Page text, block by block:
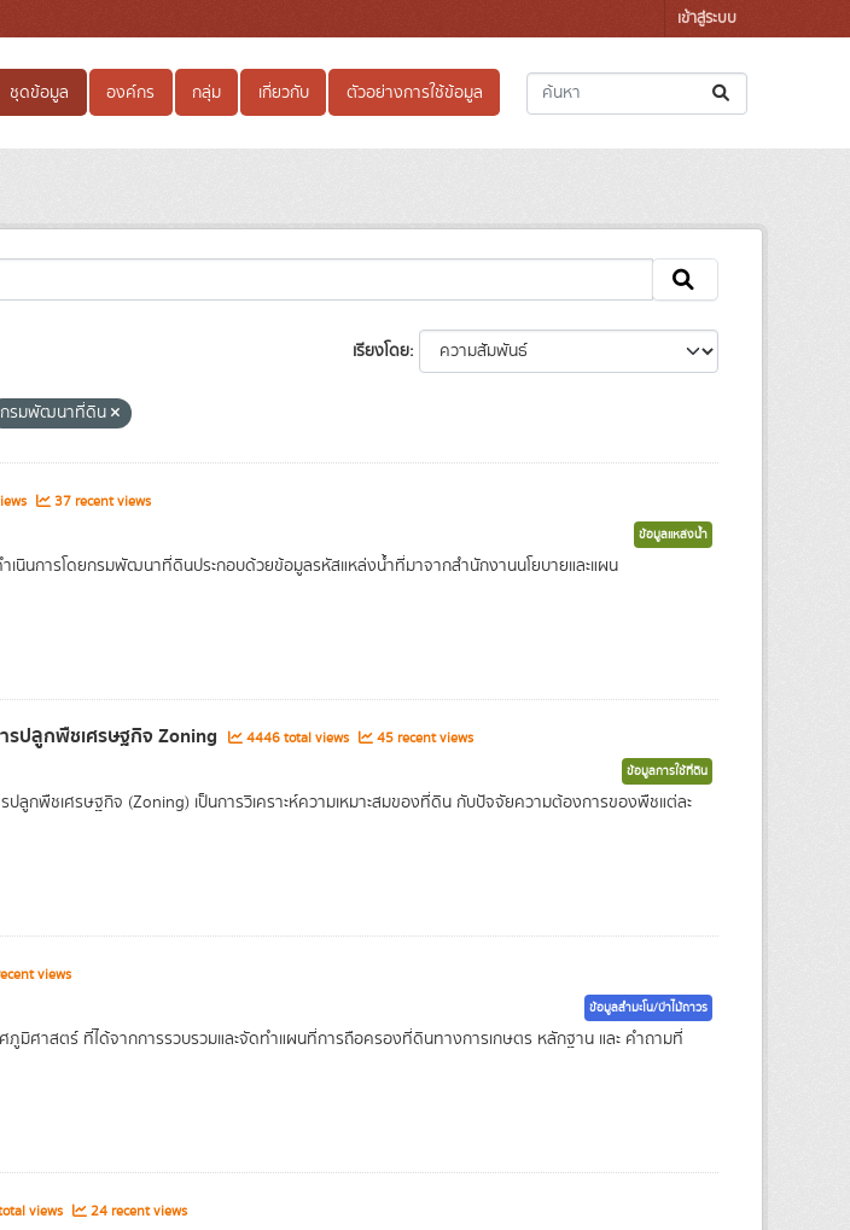
เข้าสู่ระบบ
ชุดข้อมูล องค์กร กลุ่ม เกี่ยวกับ ตัวอย่างการใช้ข้อมูล
เรียงโดย
กรมพัฒนาที่ดิน
37 recent views
ข้อมูลแหล่งน้ำ
นการโดยกรมพัฒนาที่ดินประกอบด้วยข้อมูลรหัสแหล่งน้ำที่มาจากสำนักงานนโยบายและแผน
รปลูกพืชเศรษฐกิจ Zoning 4446 total views 45 recent views
ข้อมูลการใช้ที่ดิน
ปลูกพืชเศรษฐกิจ (Zoning) เป็นการวิเคราะห์ความเหมาะสมของที่ดิน กับปัจจัยความต้องการของพืชแต่ละ
views
ข้อมูลสำมะโน/ป่าไม้ถาวร
ภูมิศาสตร์ ที่ได้จากการรวบรวมและจัดทำแผนที่การถือครองที่ดินทางการเกษตร หลักฐาน และ คำถามที่
views 24 recent views